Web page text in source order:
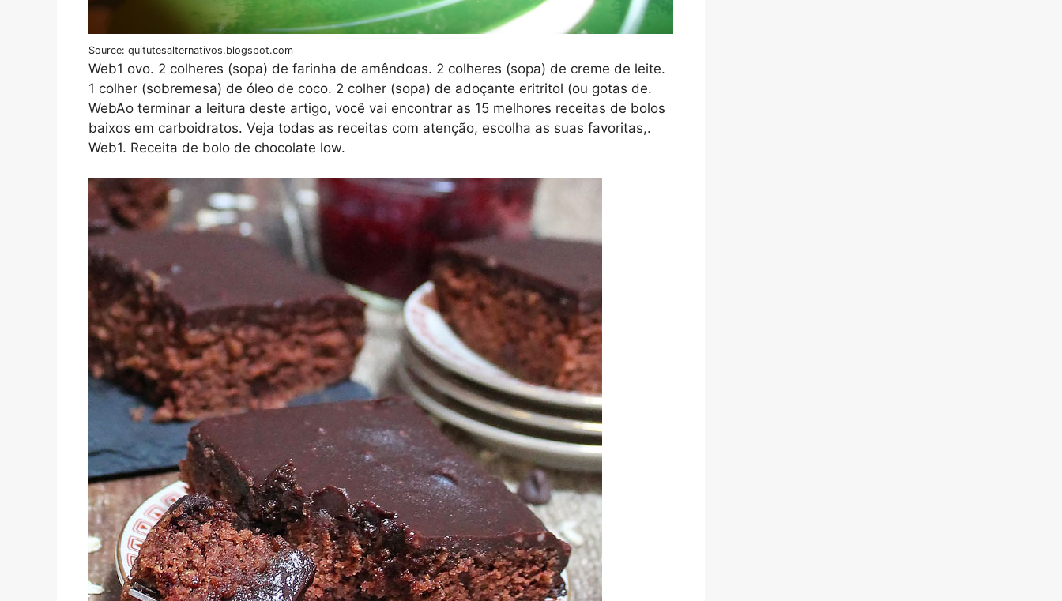
Source: quitutesalternativos.blogspot.com
Web1 ovo. 2 colheres (sopa) de farinha de amêndoas. 2 colheres (sopa) de creme de leite.
1 colher (sobremesa) de óleo de coco. 2 colher (sopa) de adoçante eritritol (ou gotas de.
WebAo terminar a leitura deste artigo, você vai encontrar as 15 melhores receitas de bolos
baixos em carboidratos. Veja todas as receitas com atenção, escolha as suas favoritas,.
Web1. Receita de bolo de chocolate low.